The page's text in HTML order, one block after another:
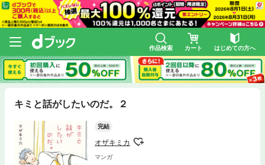
作品検索 カート はじめての方へ
キミと話がしたいのだ。２
完結
オザキミカ
マンガ